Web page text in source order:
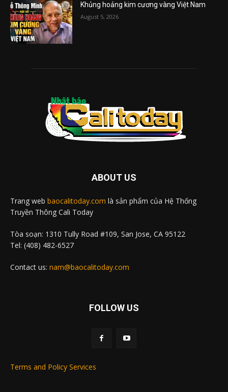
Khủng hoảng kim cương vàng Việt Nam
August 5, 2026
ABOUT US
Trang web baocalitoday.com là sản phẩm của Hệ Thống
Truyền Thông Cali Today
Tòa soạn: 1310 Tully Road #109, San Jose, CA 95122
Tel: (408) 482-6527
Contact us: nam@baocalitoday.com
FOLLOW US
Terms and Policy Services